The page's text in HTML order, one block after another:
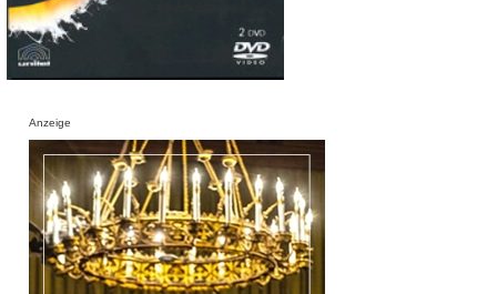
Anzeige